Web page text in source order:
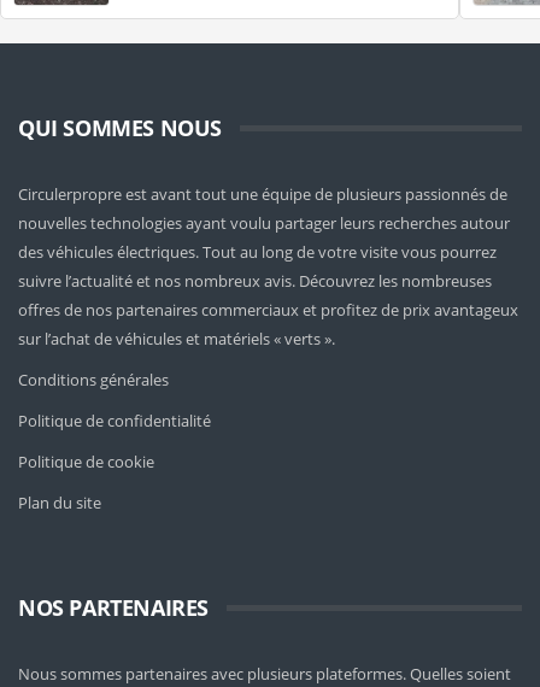
QUI SOMMES NOUS
Circulerpropre est avant tout une équipe de plusieurs passionnés de
nouvelles technologies ayant voulu partager leurs recherches autour
des véhicules électriques. Tout au long de votre visite vous pourrez
suivre l’actualité et nos nombreux avis. Découvrez les nombreuses
offres de nos partenaires commerciaux et profitez de prix avantageux
sur l’achat de véhicules et matériels « verts ».
Conditions générales
Politique de confidentialité
Politique de cookie
Plan du site
NOS PARTENAIRES
Nous sommes partenaires avec plusieurs plateformes. Quelles soient